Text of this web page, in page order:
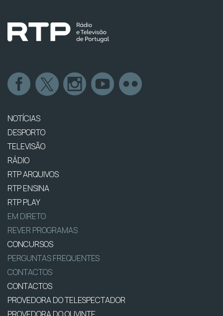
NOTÍCIAS
DESPORTO
TELEVISÃO
RÁDIO
RTP ARQUIVOS
RTP ENSINA
RTP PLAY
EM DIRETO
REVER PROGRAMAS
CONCURSOS
PERGUNTAS FREQUENTES
CONTACTOS
CONTACTOS
PROVEDORA DO TELESPECTADOR